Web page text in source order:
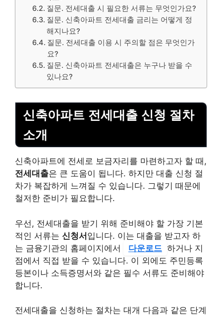
질문. 전세대출 시 필요한 서류는 무엇인가요?
질문. 신축아파트 전세대출 금리는 어떻게 정
해지나요?
질문. 전세대출 이용 시 주의할 점은 무엇인가
요?
질문. 신축아파트 전세대출은 누구나 받을 수
있나요?
신축아파트 전세대출 신청 절차
소개
신축아파트에 전세로 보금자리를 마련하고자 할 때,
전세대출은 큰 도움이 됩니다. 하지만 대출 신청 절
차가 복잡하게 느껴질 수 있습니다. 그렇기 때문에
철저한 준비가 필요합니다.
우선, 전세대출을 받기 위해 준비해야 할 가장 기본
적인 서류는 신청서입니다. 이는 대출을 받고자 하
는 금융기관의 홈페이지에서
다운로드 하거나 지
점에서 직접 받을 수 있습니다. 이 외에도 주민등록
등본이나 소득증명서와 같은 필수 서류도 준비해야
합니다.
전세대출을 신청하는 절차는 대개 다음과 같은 단계